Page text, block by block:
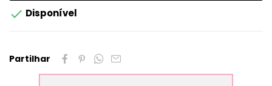
 Disponível
Partilhar